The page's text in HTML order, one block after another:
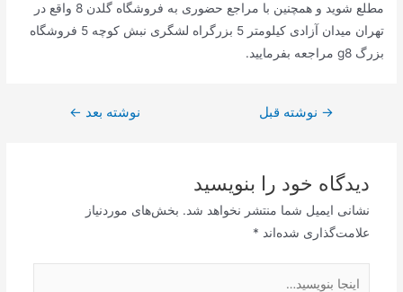
مطلع شوید و همچنین با مراجع حضوری به فروشگاه گلدن 8 واقع در
تهران میدان آزادی کیلومتر 5 بزرگراه لشگری نبش کوچه 5 فروشگاه
بزرگ g8 مراجعه بفرمایید.
راهبری
→ نوشته قبل نوشته بعد ←
دیدگاه‌ خود را بنویسید
نشانی ایمیل شما منتشر نخواهد شد. بخش‌های موردنیاز
علامت‌گذاری شده‌اند *